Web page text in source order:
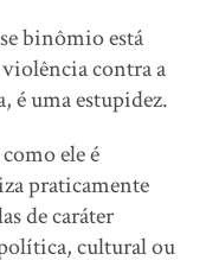
binômio está
contra a
é uma estupidez.
ele é
praticamente
de caráter
cultural ou